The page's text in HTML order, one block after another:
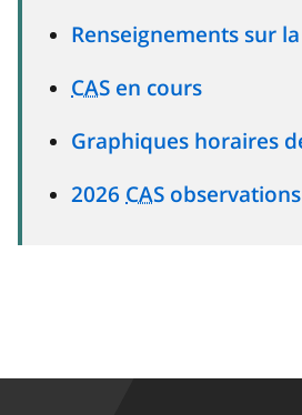
Renseignements sur
CAS en cours
Graphiques horaires
2026 CAS observations